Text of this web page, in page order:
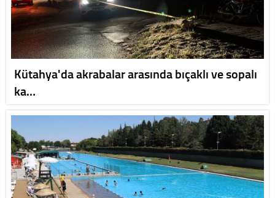
Kütahya'da akrabalar arasında bıçaklı ve sopalı
ka…